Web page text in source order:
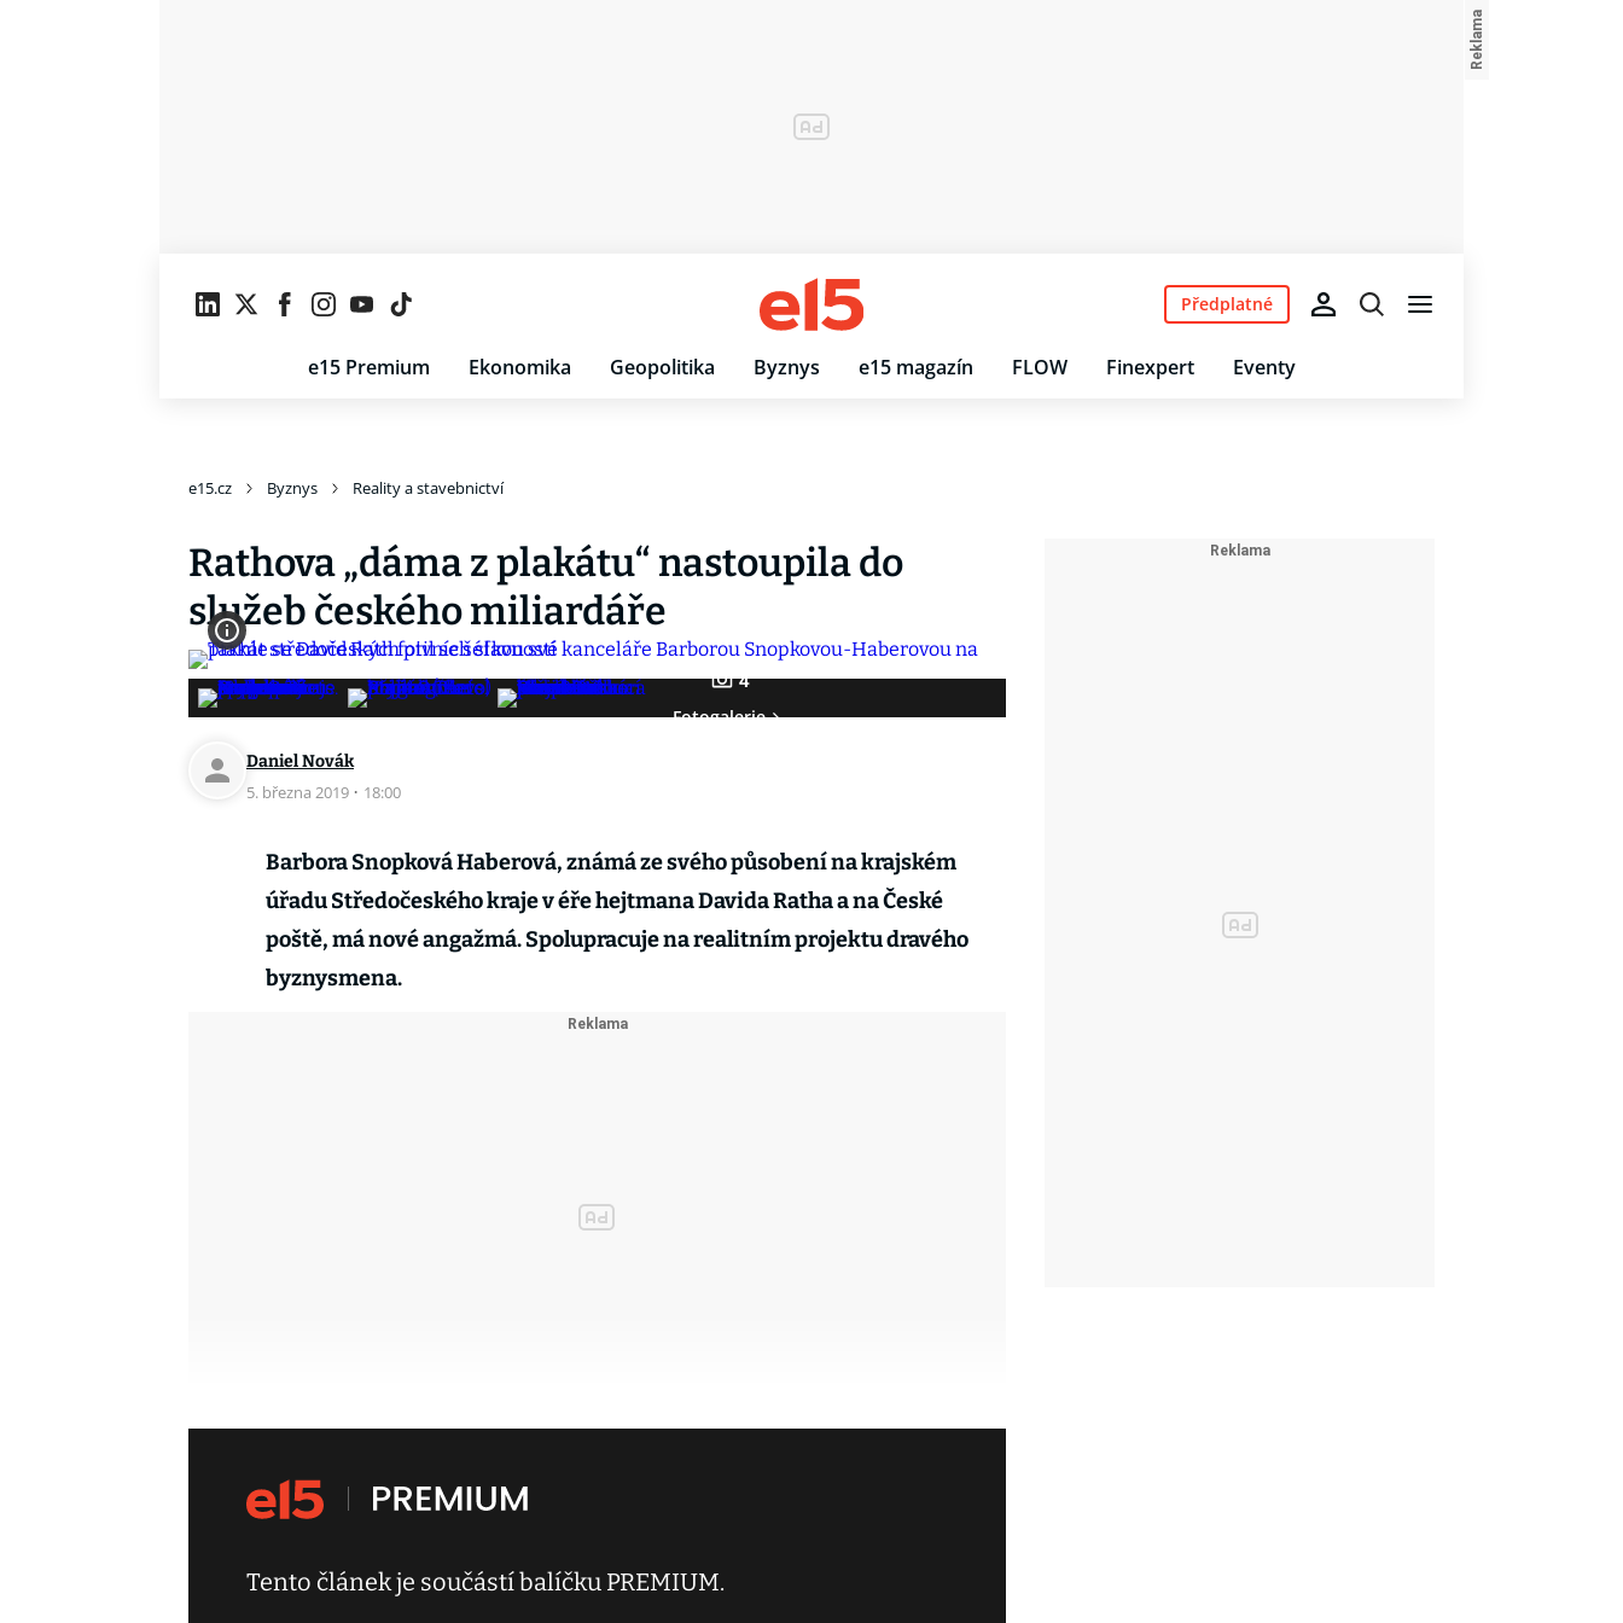
e15 Premium Ekonomika Geopolitika Byznys e15 magazín FLOW Finexpert Eventy
Předplatné
e15.cz Byznys Reality a stavebnictví
Rathova „dáma z plakátu“ nastoupila do
služeb českého miliardáře
4
Fotogalerie
Daniel Novák
5. března 2019 · 18:00
Barbora Snopková Haberová, známá ze svého působení na krajském
úřadu Středočeského kraje v éře hejtmana Davida Ratha a na České
poště, má nové angažmá. Spolupracuje na realitním projektu dravého
byznysmena.
Tento článek je součástí balíčku PREMIUM.